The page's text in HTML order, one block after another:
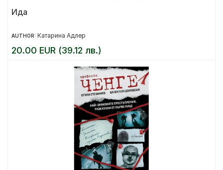
Ида
AUTHOR: Катарина Адлер
20.00 EUR (39.12 лв.)